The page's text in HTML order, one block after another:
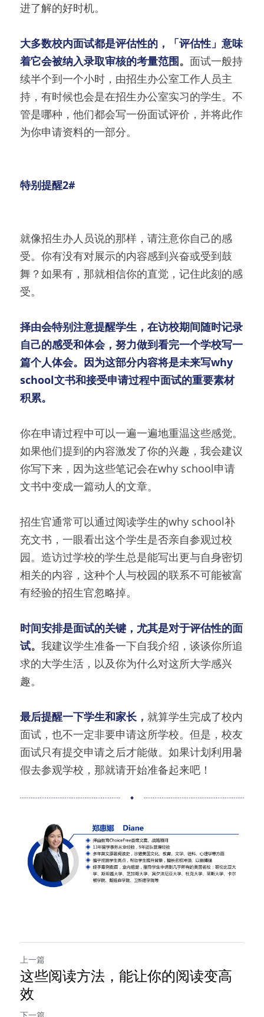
进了解的好时机。
大多数校内面试都是评估性的，「评估性」意味
着它会被纳入录取审核的考量范围。 面试一般持
续半个到一个小时，由招生办公室工作人员主
持，有时候也会是在招生办公室实习的学生。不
管是哪种，他们都会写一份面试评价，并将此作
为你申请资料的一部分。
特别提醒2#
就像招生办人员说的那样，请注意你自己的感
受。你有没有对展示的内容感到兴奋或受到鼓
舞？如果有，那就相信你的直觉，记住此刻的感
受。
择由会特别注意提醒学生，在访校期间随时记录
自己的感受和体会，努力做到看完一个学校写一
篇个人体会。 因为这部分内容将是未来写why
school文书和接受申请过程中面试的重要素材
积累。
你在申请过程中可以一遍一遍地重温这些感觉。
如果他们提到的内容激发了你的兴趣，我会建议
你写下来，因为这些笔记会在why school申请
文书中变成一篇动人的文章。
招生官通常可以通过阅读学生的why school补
充文书，一眼看出这个学生是否亲自参观过校
园。造访过学校的学生总是能写出更与自身密切
相关的内容，这种个人与校园的联系不可能被富
有经验的招生官忽略掉。
时间安排是面试的关键，尤其是对于评估性的面
试。 我建议学生准备一下自我介绍，谈谈你所追
求的大学生活，以及你为什么对这所大学感兴
趣。
最后提醒一下学生和家长 ， 就算学生完成了校内
面试，也不一定非要申请这所学校。但是，校友
面试只有提交申请之后才能做。如果计划利用暑
假去参观学校，那就请开始准备起来吧！
上一篇
这些阅读方法，能让你的阅读变高
效